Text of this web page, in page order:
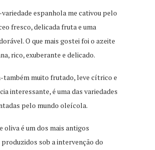
espanhola me cativou pelo
fresco, delicada fruta e uma
O que mais gostei foi o azeite
rico, exuberante e delicado.
também muito frutado, leve cítrico e
interessante, é uma das variedades
pelo mundo oleícola.
oliva é um dos mais antigos
sob a intervenção do